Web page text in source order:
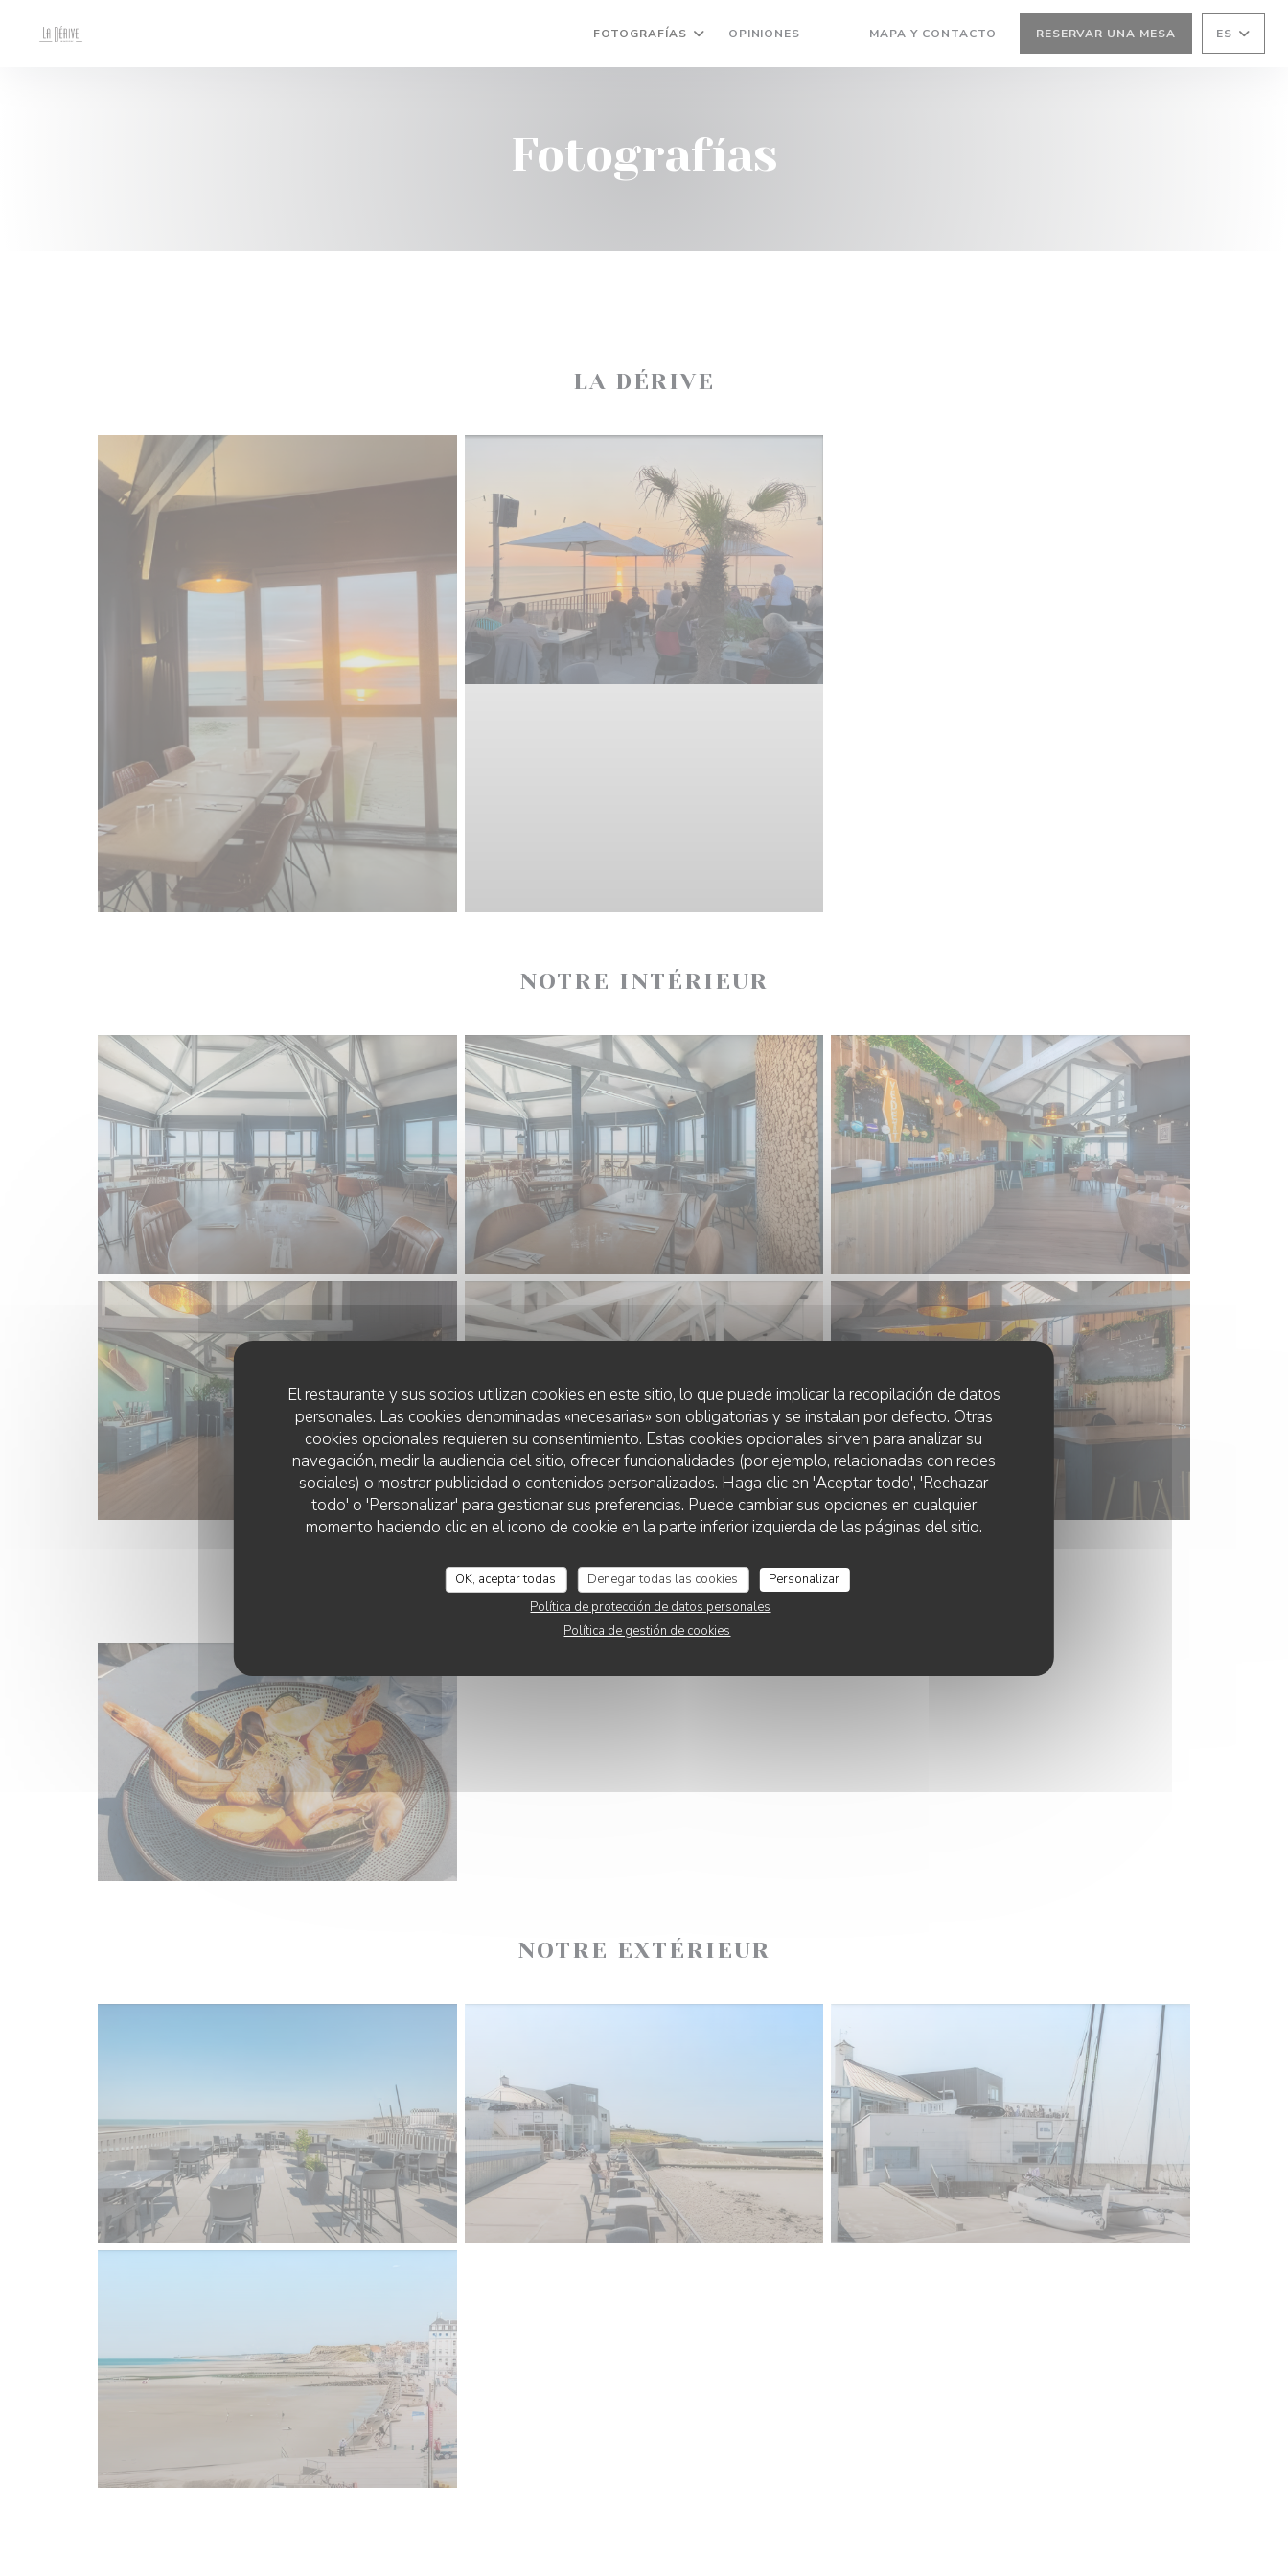
El restaurante y sus socios utilizan cookies en este sitio, lo que puede implicar la recopilación de datos
personales. Las cookies denominadas «necesarias» son obligatorias y se instalan por defecto. Otras
cookies opcionales requieren su consentimiento. Estas cookies opcionales sirven para analizar su
navegación, medir la audiencia del sitio, ofrecer funcionalidades (por ejemplo, relacionadas con redes
sociales) o mostrar publicidad o contenidos personalizados. Haga clic en 'Aceptar todo', 'Rechazar
todo' o 'Personalizar' para gestionar sus preferencias. Puede cambiar sus opciones en cualquier
momento haciendo clic en el icono de cookie en la parte inferior izquierda de las páginas del sitio.
OK, aceptar todas Denegar todas las cookies
Personalizar
Política de protección de datos personales
Política de gestión de cookies
FOTOGRAFÍAS OPINIONES MAPA Y CONTACTO RESERVAR UNA MESA ES
Fotografías
LA DÉRIVE
NOTRE INTÉRIEUR
NOS ASSIETTES
NOTRE EXTÉRIEUR